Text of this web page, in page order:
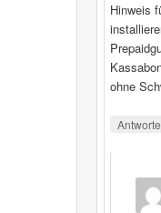
Hinweis
ohne